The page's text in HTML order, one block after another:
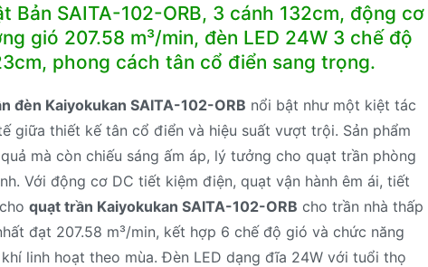
132cm
số
lượng
Bản SAITA-102-ORB, 3 cánh 132cm, động cơ
gió 207.58 m³/min, đèn LED 24W 3 chế độ
phong cách tân cổ điển sang trọng.
đèn Kaiyokukan SAITA-102-ORB nổi bật như một kiệt tác
giữa thiết kế tân cổ điển và hiệu suất vượt trội. Sản phẩm
mà còn chiếu sáng ấm áp, lý tưởng cho quạt trần phòng
Với động cơ DC tiết kiệm điện, quạt vận hành êm ái, tiết
quạt trần Kaiyokukan SAITA-102-ORB cho trần nhà thấp
đạt 207.58 m³/min, kết hợp 6 chế độ gió và chức năng
linh hoạt theo mùa. Đèn LED dạng đĩa 24W với tuổi thọ